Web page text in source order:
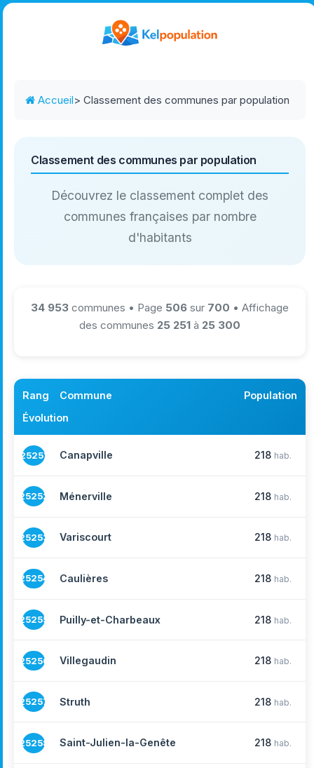
Accueil> Classement des communes par population
Classement des communes par population
Découvrez le classement complet des
communes françaises par nombre
d'habitants
34 953 communes • Page 506 sur 700 • Affichage
des communes 25 251 à 25 300
Rang Commune
Population
Évolution
25251 Canapville 218 hab.
25252 Ménerville 218 hab.
25253 Variscourt 218 hab.
25254 Caulières 218 hab.
25255 Puilly-et-Charbeaux 218 hab.
25256 Villegaudin 218 hab.
25257 Struth 218 hab.
25258 Saint-Julien-la-Genête 218 hab.